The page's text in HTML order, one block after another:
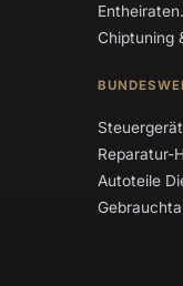
Chiptuning
Reparatur-
Autoteile